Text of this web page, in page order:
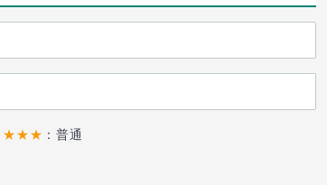
★★★ ：普通